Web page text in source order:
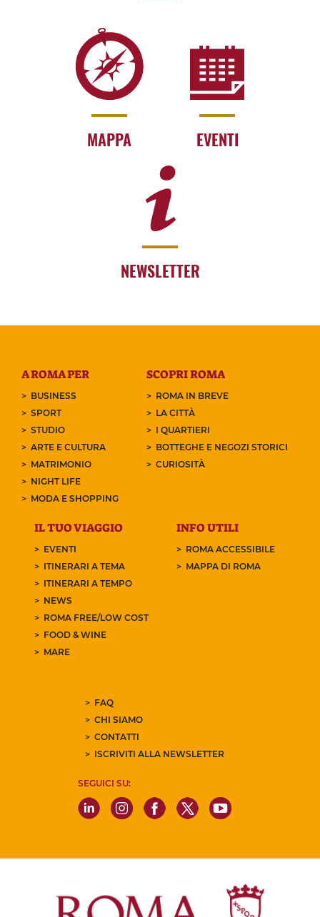
MAPPA EVENTI
NEWSLETTER
A ROMA PER
BUSINESS
SPORT
STUDIO
ARTE E CULTURA
MATRIMONIO
NIGHT LIFE
MODA E SHOPPING
SCOPRI ROMA
ROMA IN BREVE
LA CITTÀ
I QUARTIERI
BOTTEGHE E NEGOZI STORICI
CURIOSITÀ
IL TUO VIAGGIO
EVENTI
ITINERARI A TEMA
ITINERARI A TEMPO
NEWS
ROMA FREE/LOW COST
FOOD & WINE
MARE
INFO UTILI
ROMA ACCESSIBILE
MAPPA DI ROMA
FAQ
CHI SIAMO
CONTATTI
ISCRIVITI ALLA NEWSLETTER
SEGUICI SU: